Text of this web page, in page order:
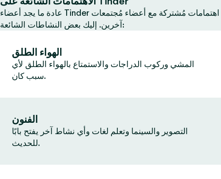
عادة ما يجد أعضاء Tinder اهتمامات مُشتركة مع أعضاء مُجتمعات
آخرين. إليك بعض النشاطات الشائعة:
الهواء الطلق
المشي وركوب الدراجات والاستمتاع بالهواء الطلق لأي
سبب كان.
الفنون
التصوير والسينما وتعلم لغات وأي نشاط آخر يفتح بابًا
للحديث.